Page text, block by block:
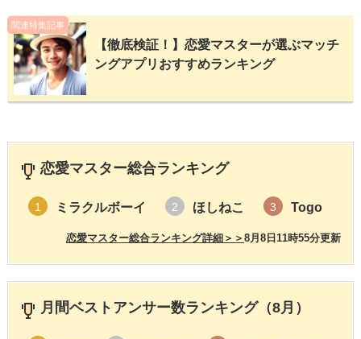
関連特集記事
【徹底検証！】恋愛マスターが選ぶマッチ
ングアプリおすすめランキング
恋愛マスター総合ランキング
1 ミラクルボーイ 2 ほしねこ 3 Togo
8月8日11時55分更新
恋愛マスター総合ランキング詳細＞＞
月間ベストアンサー数ランキング（8月）